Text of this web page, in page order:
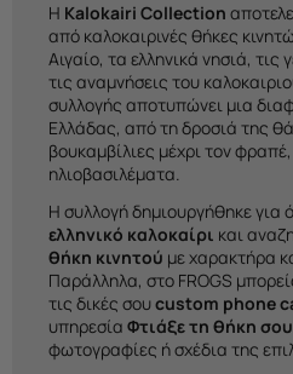
Η Kalokairi Collection
από καλοκαιρινές θήκες
Αιγαίο, τα ελληνικά νησιά,
τις αναμνήσεις του
συλλογής αποτυπώνει μια
Ελλάδας, από τη δροσιά της
βουκαμβίλιες μέχρι τον
ηλιοβασιλέματα.
Η συλλογή δημιουργήθηκε για
ελληνικό καλοκαίρι και
θήκη κινητού με χαρακτήρα
Παράλληλα, στο FROGS
τις δικές σουcustom phone
υπηρεσία Φτιάξε τη θήκη σου
φωτογραφίες ή σχέδια της